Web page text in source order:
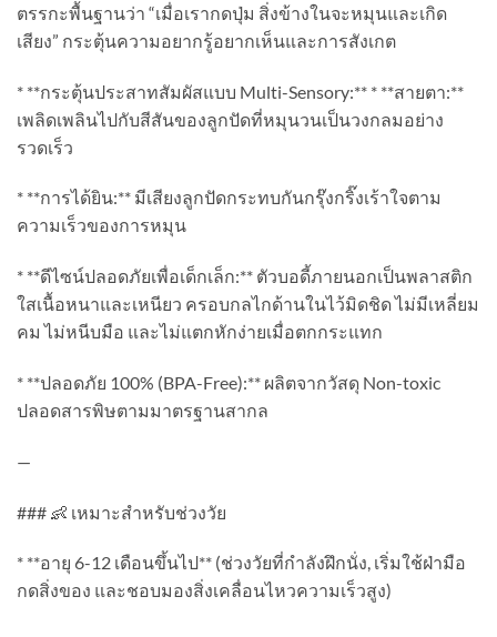
ตรรกะพื้นฐานว่า “เมื่อเรากดปุ่ม สิ่งข้างในจะหมุนและเกิด
เสียง” กระตุ้นความอยากรู้อยากเห็นและการสังเกต
* **กระตุ้นประสาทสัมผัสแบบ Multi-Sensory:** * **สายตา:**
เพลิดเพลินไปกับสีสันของลูกปัดที่หมุนวนเป็นวงกลมอย่าง
รวดเร็ว
* **การได้ยิน:** มีเสียงลูกปัดกระทบกันกรุ๊งกริ๊งเร้าใจตาม
ความเร็วของการหมุน
* **ดีไซน์ปลอดภัยเพื่อเด็กเล็ก:** ตัวบอดี้ภายนอกเป็นพลาสติก
ใสเนื้อหนาและเหนียว ครอบกลไกด้านในไว้มิดชิด ไม่มีเหลี่ยม
คม ไม่หนีบมือ และไม่แตกหักง่ายเมื่อตกกระแทก
* **ปลอดภัย 100% (BPA-Free):** ผลิตจากวัสดุ Non-toxic
ปลอดสารพิษตามมาตรฐานสากล
—
### 👶 เหมาะสำหรับช่วงวัย
* **อายุ 6-12 เดือนขึ้นไป** (ช่วงวัยที่กำลังฝึกนั่ง, เริ่มใช้ฝ่ามือ
กดสิ่งของ และชอบมองสิ่งเคลื่อนไหวความเร็วสูง)